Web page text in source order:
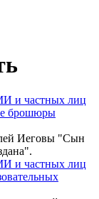
и частных лиц
брошюры
Иеговы "Сын
и частных лиц